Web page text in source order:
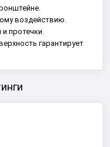
воздействию.
протечки.
гарантирует